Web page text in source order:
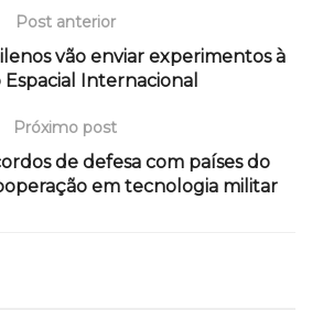
Post anterior
vão enviar experimentos à
Espacial Internacional
Próximo post
de defesa com países do
em tecnologia militar